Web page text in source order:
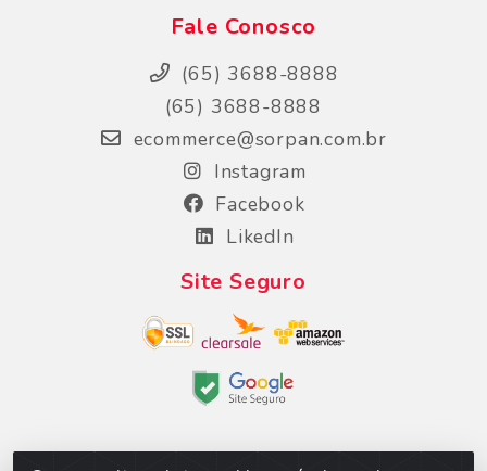
Fale Conosco
(65) 3688-8888
(65) 3688-8888
ecommerce@sorpan.com.br
Instagram
Facebook
LikedIn
Site Seguro